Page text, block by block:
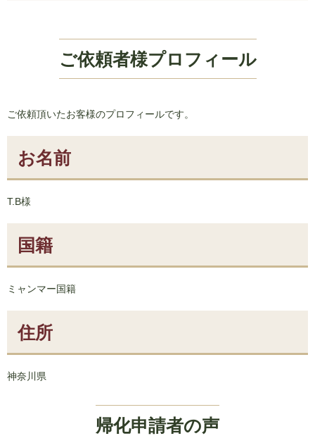
ご依頼者様プロフィール
ご依頼頂いたお客様のプロフィールです。
お名前
T.B様
国籍
ミャンマー国籍
住所
神奈川県
帰化申請者の声